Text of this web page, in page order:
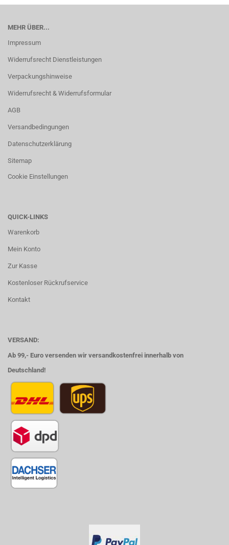
MEHR ÜBER...
Impressum
Widerrufsrecht Dienstleistungen
Verpackungshinweise
Widerrufsrecht & Widerrufsformular
AGB
Versandbedingungen
Datenschutzerklärung
Sitemap
Cookie Einstellungen
QUICK-LINKS
Warenkorb
Mein Konto
Zur Kasse
Kostenloser Rückrufservice
Kontakt
VERSAND:
Ab 99,- Euro versenden wir versandkostenfrei innerhalb von
Deutschland!